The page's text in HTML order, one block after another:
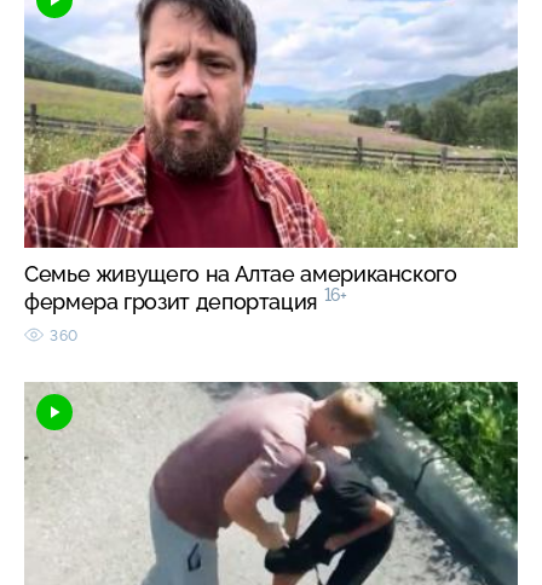
Семье живущего на Алтае американского
фермера грозит депортация 16+
360